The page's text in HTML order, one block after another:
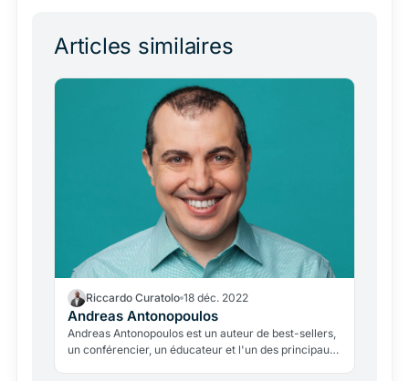
Articles similaires
Riccardo Curatolo 18 déc. 2022
Andreas Antonopoulos
Andreas Antonopoulos est un auteur de best-sellers,
un conférencier, un éducateur et l'un des principaux